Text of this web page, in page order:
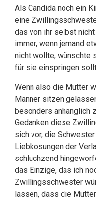
Als Candida noch ein
eine
das von ihr selbst
immer, wenn jemand
nicht wollte, wünschte
für sie einspringen
Wenn also die Mutter
Männer sitzen
besonders anhänglich
Gedanken diese
sich vor, die
Liebkosungen der
schluchzend
das Einzige, das ich
Zwillingsschwester
lassen, dass die